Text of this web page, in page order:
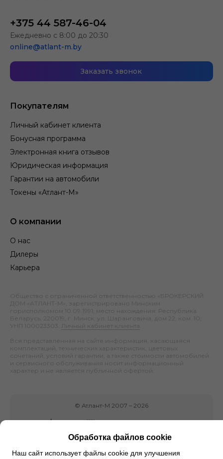
Покупателям
Личный кабинет клиента
Бонусная программа
Электронная книга отзывов
Юридическая информация
Гарантии на автомобили
Токены «Атлант-М»
О компании
О нас
Дилеры
Карьера
+375 44 587-46-04
Ежедневно с 8:00 до 20:30
online@atlant-m.by
Заказать звонок
Общество с ограниченной ответственностью «БРОКЕРСКИЙ
ДОМ «АТЛАНТ-М», зарегистрировано Минским
горисполкомом 10.09.1991; место нахождения: Республика
Беларусь, 220019, г. Минск, ул. Шаранговича, дом 22, ком. 10;
УНП 100023303.
Личный кабинет клиента
Вся представленная на сайте информация, касающаяся
комплектаций, технических характеристик, цветовых
сочетаний, условий гарантии, а также стоимости автомобилей
и сервисного обслуживания носит информационный
характер и не является публичной офертой.
© Атлант-М 2007 – 2026
Обработка файлов cookie
Наш сайт использует файлы cookie для улучшения